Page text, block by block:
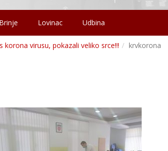
Brinje Lovinac Udbina
korona virusu, pokazali veliko srce!!! krvkorona